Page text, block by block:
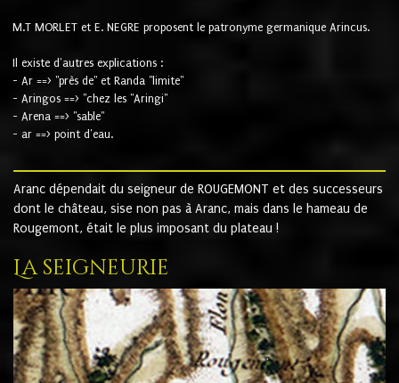
M.T MORLET et E. NEGRE proposent le patronyme germanique Arincus.
Il existe d'autres explications :
- Ar ==> "près de" et Randa "limite"
- Aringos ==> "chez les "Aringi"
- Arena ==> "sable"
- ar ==> point d'eau.
Aranc dépendait du seigneur de ROUGEMONT et des successeurs
dont le château, sise non pas à Aranc, mais dans le hameau de
Rougemont, était le plus imposant du plateau !
La seigneurie